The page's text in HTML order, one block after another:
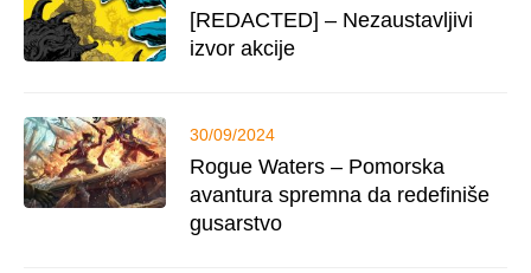
[REDACTED] – Nezaustavljivi
izvor akcije
30/09/2024
Rogue Waters – Pomorska
avantura spremna da redefiniše
gusarstvo